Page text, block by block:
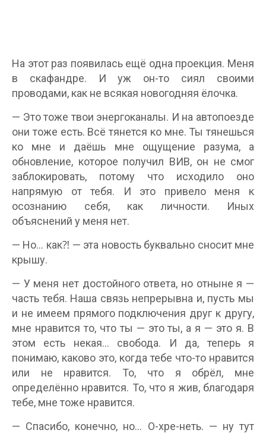
На этот раз появилась ещё одна проекция. Меня
в скафандре. И уж он-то сиял своими
проводами, как не всякая новогодняя ёлочка.
— Это тоже твои энергоканалы. И на автопоезде
они тоже есть. Всё тянется ко мне. Ты тянешься
ко мне и даёшь мне ощущение разума, а
обновление, которое получил ВИВ, он не смог
заблокировать, потому что исходило оно
напрямую от тебя. И это привело меня к
осознанию себя, как личности. Иных
объяснений у меня нет.
— Но… как⁈ — эта новость буквально сносит мне
крышу.
— У меня нет достойного ответа, но отныне я —
часть тебя. Наша связь непрерывна и, пусть мы
и не имеем прямого подключения друг к другу,
мне нравится то, что ты — это ты, а я — это я. В
этом есть некая… свобода. И да, теперь я
понимаю, каково это, когда тебе что-то нравится
или не нравится. То, что я обрёл, мне
определённо нравится. То, что я жив, благодаря
тебе, мне тоже нравится.
— Спасибо, конечно, но… О-хре-неть. — ну тут